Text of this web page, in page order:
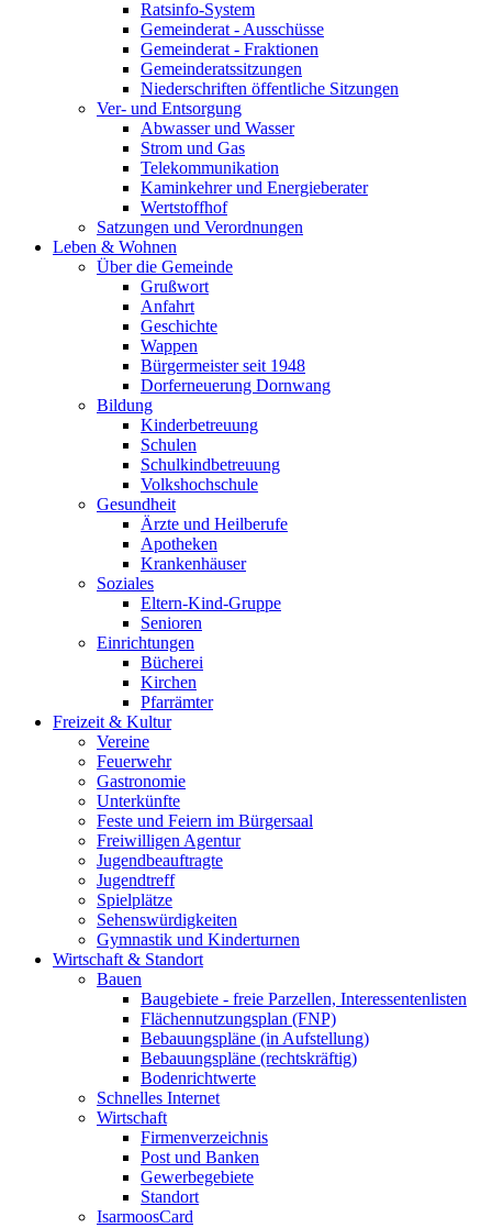
Ratsinfo-System
Gemeinderat - Ausschüsse
Gemeinderat - Fraktionen
Gemeinderatssitzungen
Niederschriften öffentliche Sitzungen
Ver- und Entsorgung
Abwasser und Wasser
Strom und Gas
Telekommunikation
Kaminkehrer und Energieberater
Wertstoffhof
Satzungen und Verordnungen
Leben & Wohnen
Über die Gemeinde
Grußwort
Anfahrt
Geschichte
Wappen
Bürgermeister seit 1948
Dorferneuerung Dornwang
Bildung
Kinderbetreuung
Schulen
Schulkindbetreuung
Volkshochschule
Gesundheit
Ärzte und Heilberufe
Apotheken
Krankenhäuser
Soziales
Eltern-Kind-Gruppe
Senioren
Einrichtungen
Bücherei
Kirchen
Pfarrämter
Freizeit & Kultur
Vereine
Feuerwehr
Gastronomie
Unterkünfte
Feste und Feiern im Bürgersaal
Freiwilligen Agentur
Jugendbeauftragte
Jugendtreff
Spielplätze
Sehenswürdigkeiten
Gymnastik und Kinderturnen
Wirtschaft & Standort
Bauen
Baugebiete - freie Parzellen, Interessentenlisten
Flächennutzungsplan (FNP)
Bebauungspläne (in Aufstellung)
Bebauungspläne (rechtskräftig)
Bodenrichtwerte
Schnelles Internet
Wirtschaft
Firmenverzeichnis
Post und Banken
Gewerbegebiete
Standort
IsarmoosCard